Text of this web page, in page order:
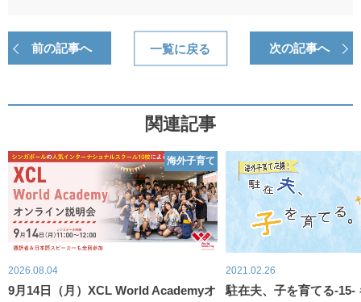
前の記事へ 次の記事へ
一覧に戻る
関連記事
海外子育て
2026.08.04
9月14日（月）XCL World Academyオ
2021.02.26
駐在夫、子を育てる-15-